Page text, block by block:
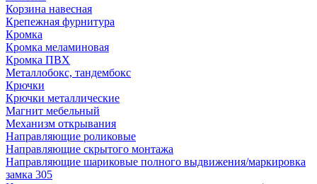
Корзина навесная
Крепежная фурнитура
Кромка
Кромка меламиновая
Кромка ПВХ
Металлобокс, тандембокс
Крючки
Крючки металлические
Магнит мебельный
Механизм открывания
Направляющие роликовые
Направляющие скрытого монтажа
Направляющие шариковые полного выдвижения/маркировка
замка 305